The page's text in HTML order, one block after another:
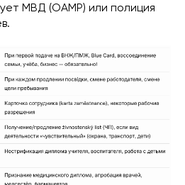
МВД (OAMP) или полиция